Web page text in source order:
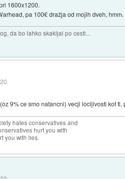
1600x1200.
pa 100€ dražja od mojih dveh,
da bo lahko skakljal po cesti...
9% ce smo natancni) vecji locljivosti kot
hates conservatives and
hurt you with
you with lies.